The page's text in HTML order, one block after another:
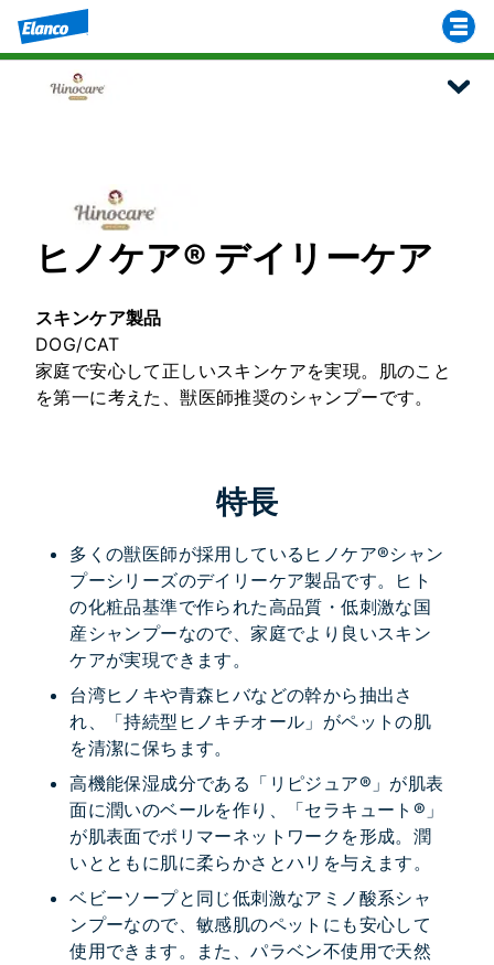
ヒノケア® デイリーケア
スキンケア製品
DOG/CAT
家庭で安心して正しいスキンケアを実現。肌のこと
を第一に考えた、獣医師推奨のシャンプーです。
特長
多くの獣医師が採用しているヒノケア®シャン
プーシリーズのデイリーケア製品です。ヒト
の化粧品基準で作られた高品質・低刺激な国
産シャンプーなので、家庭でより良いスキン
ケアが実現できます。
台湾ヒノキや青森ヒバなどの幹から抽出さ
れ、「持続型ヒノキチオール」がペットの肌
を清潔に保ちます。
高機能保湿成分である「リピジュア®」が肌表
面に潤いのベールを作り、「セラキュート®」
が肌表面でポリマーネットワークを形成。潤
いとともに肌に柔らかさとハリを与えます。
ベビーソープと同じ低刺激なアミノ酸系シャ
ンプーなので、敏感肌のペットにも安心して
使用できます。また、パラベン不使用で天然